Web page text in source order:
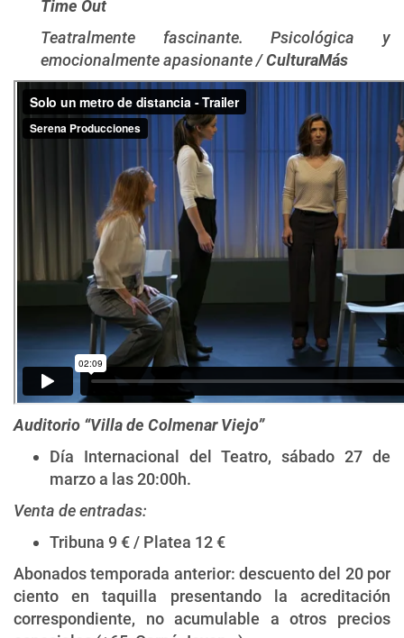
Time Out
Teatralmente fascinante. Psicológica y
emocionalmente apasionante /CulturaMás
Auditorio “Villa de Colmenar Viejo”
Día Internacional del Teatro, sábado 27 de
marzo a las 20:00h.
Venta de entradas:
Tribuna 9 € / Platea 12 €
Abonados temporada anterior: descuento del 20 por
ciento en taquilla presentando la acreditación
correspondiente, no acumulable a otros precios